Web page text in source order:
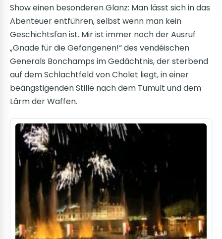
Show einen besonderen Glanz: Man lässt sich in das
Abenteuer entführen, selbst wenn man kein
Geschichtsfan ist. Mir ist immer noch der Ausruf
„Gnade für die Gefangenen!“ des vendéischen
Generals Bonchamps im Gedächtnis, der sterbend
auf dem Schlachtfeld von Cholet liegt, in einer
beängstigenden Stille nach dem Tumult und dem
Lärm der Waffen.